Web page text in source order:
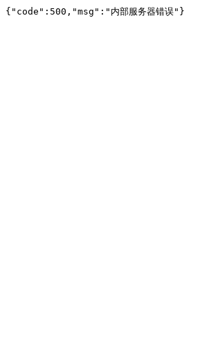
{"code":500,"msg":"内部服务器错误"}